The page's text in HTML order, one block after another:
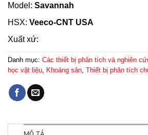
Model: Savannah
HSX: Veeco-CNT USA
Xuất xứ:
Danh mục: Các thiết bị phân tích và nghiên
học vật liệu Khoáng sản Thiết bị phân tích